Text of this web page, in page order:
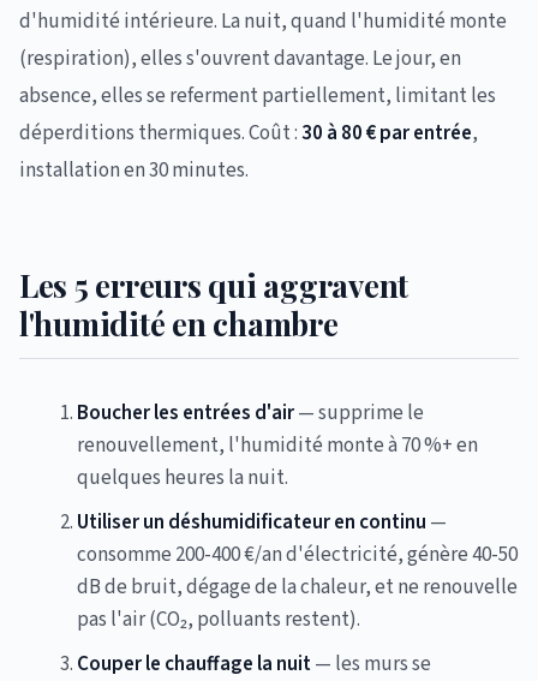
d'humidité intérieure. La nuit, quand l'humidité monte
(respiration), elles s'ouvrent davantage. Le jour, en
absence, elles se referment partiellement, limitant les
déperditions thermiques. Coût :30 à 80 € par entrée,
installation en 30 minutes.
Les 5 erreurs qui aggravent
l'humidité en chambre
Boucher les entrées d'air— supprime le
renouvellement, l'humidité monte à 70 %+ en
quelques heures la nuit.
Utiliser un déshumidificateur en continu —
consomme 200-400 €/an d'électricité, génère 40-50
dB de bruit, dégage de la chaleur, et ne renouvelle
pas l'air (CO₂, polluants restent).
Couper le chauffage la nuit— les murs se